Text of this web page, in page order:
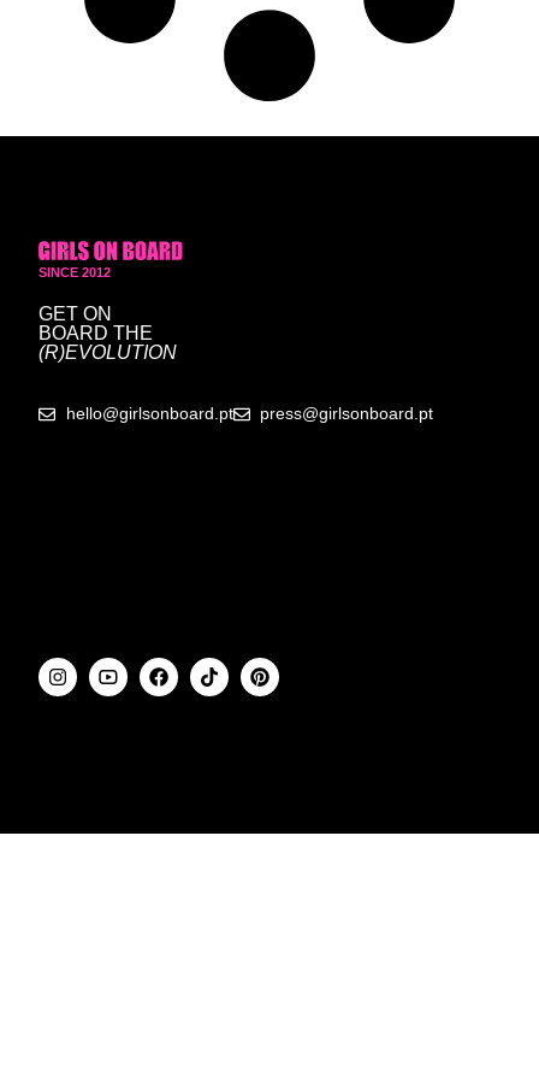
SINCE 2012
GET ON
BOARD THE
(R)EVOLUTION
hello@girlsonboard.pt press@girlsonboard.pt